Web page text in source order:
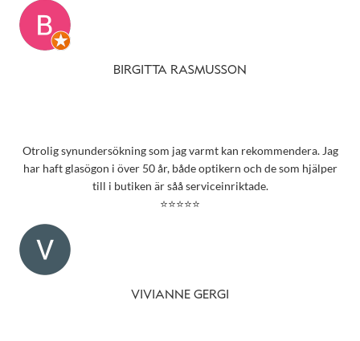
BIRGITTA RASMUSSON
Otrolig synundersökning som jag varmt kan rekommendera. Jag
har haft glasögon i över 50 år, både optikern och de som hjälper
till i butiken är såå serviceinriktade.
⭐⭐⭐⭐⭐
VIVIANNE GERGI